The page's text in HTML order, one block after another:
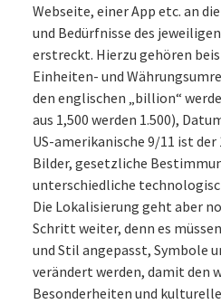
Webseite, einer App etc. an
und Bedürfnisse des
erstreckt. Hierzu gehören
Einheiten- und
den englischen „billion“
aus 1,500 werden 1.500),
US-amerikanische 9/11 ist der
Bilder, gesetzliche
unterschiedliche
Die Lokalisierung geht aber
Schritt weiter, denn es
und Stil angepasst, Symbole
verändert werden, damit den
Besonderheiten und